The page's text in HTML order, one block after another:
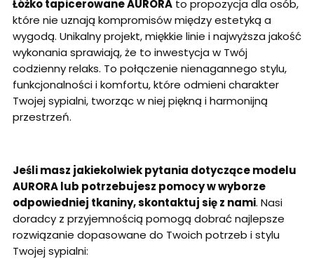
Łóżko tapicerowane AURORA to propozycja dla osób,
które nie uznają kompromisów między estetyką a
wygodą. Unikalny projekt, miękkie linie i najwyższa jakość
wykonania sprawiają, że to inwestycja w Twój
codzienny relaks. To połączenie nienagannego stylu,
funkcjonalności i komfortu, które odmieni charakter
Twojej sypialni, tworząc w niej piękną i harmonijną
przestrzeń.
Jeśli masz jakiekolwiek pytania dotyczące modelu
AURORA lub potrzebujesz pomocy w wyborze
odpowiedniej tkaniny, skontaktuj się z nami. Nasi
doradcy z przyjemnością pomogą dobrać najlepsze
rozwiązanie dopasowane do Twoich potrzeb i stylu
Twojej sypialni: